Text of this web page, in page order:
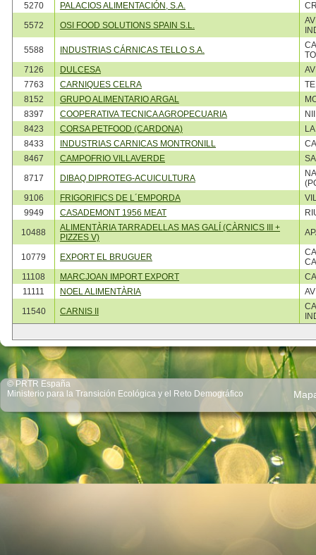
5270
PALACIOS ALIMENTACIÓN, S.A.
5572
OSI FOOD SOLUTIONS SPAIN S.L.
5588
INDUSTRIAS CÁRNICAS TELLO S.A.
7126
DULCESA
7763
CARNIQUES CELRA
8152
GRUPO ALIMENTARIO ARGAL
8397
COOPERATIVA TECNICA AGROPECUARIA
8423
CORSA PETFOOD (CARDONA)
8433
INDUSTRIAS CARNICAS MONTRONILL
8467
CAMPOFRIO VILLAVERDE
8717
DIBAQ DIPROTEG-ACUICULTURA
9106
FRIGORIFICS DE L´EMPORDA
9949
CASADEMONT 1956 MEAT
10488
ALIMENTÀRIA TARRADELLAS MAS GALÍ (CÀRNICS III +
PIZZES V)
10779 EXPORT EL BRUGUER
11108
MARCJOAN IMPORT EXPORT
11111
NOEL ALIMENTÀRIA
11540
CARNIS II
© PRTR España
Ministerio para la Transición Ecológica y el Reto Demográfico